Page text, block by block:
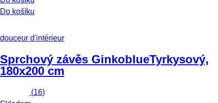
Do košíku
douceur d'intérieur
Sprchový závěs GinkoblueTyrkysový,
180x200 cm
(16)